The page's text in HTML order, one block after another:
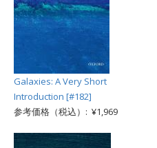
Galaxies: A Very Short
Introduction [#182]
参考価格（税込）: ¥1,969